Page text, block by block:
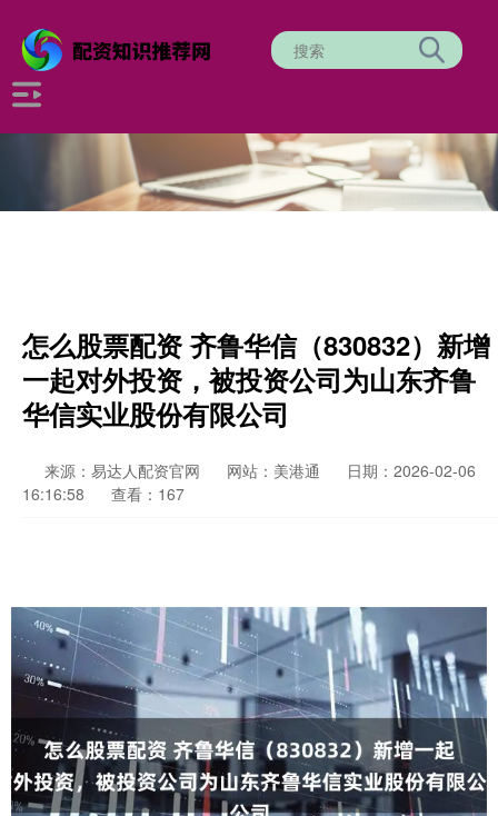
怎么股票配资 齐鲁华信（830832）新增
一起对外投资，被投资公司为山东齐鲁
华信实业股份有限公司
来源：易达人配资官网 网站：美港通
日期：2026-02-06
16:16:58
查看：167